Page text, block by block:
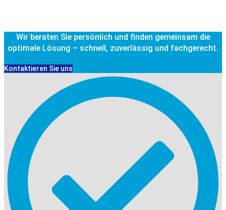
Wir beraten Sie persönlich und finden gemeinsam die
optimale Lösung – schnell, zuverlässig und fachgerecht.
Kontaktieren Sie uns